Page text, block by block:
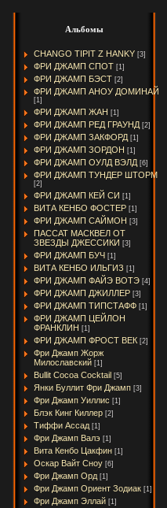
Альбомы
CHANGO TIPIT Z HANKY [3]
ФРИ ДЖАМП СПОТ [1]
ФРИ ДЖАМП БЭСТ [2]
ФРИ ДЖАМП АНОУ ДОМИНАЙ
[1]
ФРИ ДЖАМП ЖАН [1]
ФРИ ДЖАМП РЕД ГРАУНД [2]
ФРИ ДЖАМП ЗАКФОРД [1]
ФРИ ДЖАМП ЗОРДОН [1]
ФРИ ДЖАМП ОУЛД ВЭЛД [6]
ФРИ ДЖАМП ТУНДЕР ШТОРМ
[2]
ФРИ ДЖАМП КЕЙ СИ [1]
ВИТА КЕНБО ФОСТЕР [1]
ФРИ ДЖАМП САЙМОН [3]
ПАССАТ МАСКВЕЛ ОТ
ЗВЕЗДЫ ДЖЕССИКИ [3]
ФРИ ДЖАМП БУЧ [1]
ВИТА КЕНБО ИЛЬГИЗ [1]
ФРИ ДЖАМП ФАЙЭ ВОТЭ [4]
ФРИ ДЖАМП ДЖИЛЛЕР [3]
ФРИ ДЖАМП ТИПСТАФФ [1]
ФРИ ДЖАМП ЦЕЙЛОН
ФРАНКЛИН [1]
ФРИ ДЖАМП ФРОСТ ВЕК [2]
Фри Джамп Жорж
Милославский [1]
Bullit Cocoa Cocktail [5]
Янки Буллит Фри Джамп [3]
Фри Джамп Уиллис [1]
Блэк Кинг Киллер [2]
Тиффи Ассад [1]
Фри Джамп Валэ [1]
Вита Кенбо Цакфин [1]
Оскар Вайт Сноу [6]
Фри Джамп Орд [1]
Фри Джамп Ориент Зодиак [1]
Фри Джамп Эллай [1]